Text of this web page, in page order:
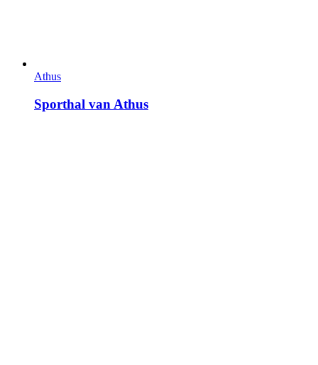
Athus
Sporthal van Athus